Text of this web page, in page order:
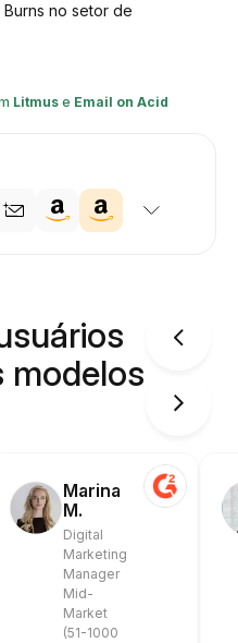
no setor de
Litmuse Email on Acid
modelos
Marina
M.
Digital
Marketing
Manager
Mid-
Market
(51-1000